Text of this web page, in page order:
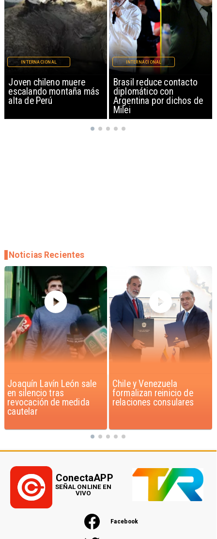
Brasil reduce contacto
diplomático con
Argentina por dichos de
INTERNACIONAL
China restringe
exportación de drones a
EEUU y sanciona
empresas
INTERNACIONAL
Chile y Venezuela
formalizan reinicio de
relaciones consulares
Feriantes rechazan
dichos de Camila Flores
sobre Fabiola Campillai
Noticias Recientes
Facebook
ConectaAPP
SEÑAL ONLINE EN
VIVO